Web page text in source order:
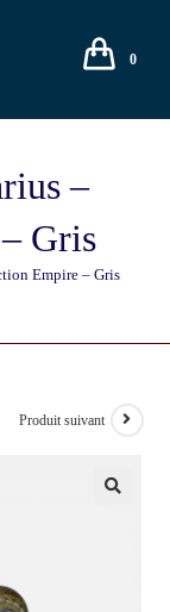
0
–
Gris
Empire – Gris
Produit suivant